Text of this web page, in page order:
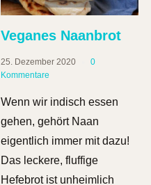
Veganes Naanbrot
25. Dezember 2020
0
Kommentare
Wenn wir indisch essen
gehen, gehört Naan
eigentlich immer mit dazu!
Das leckere, fluffige
Hefebrot ist unheimlich